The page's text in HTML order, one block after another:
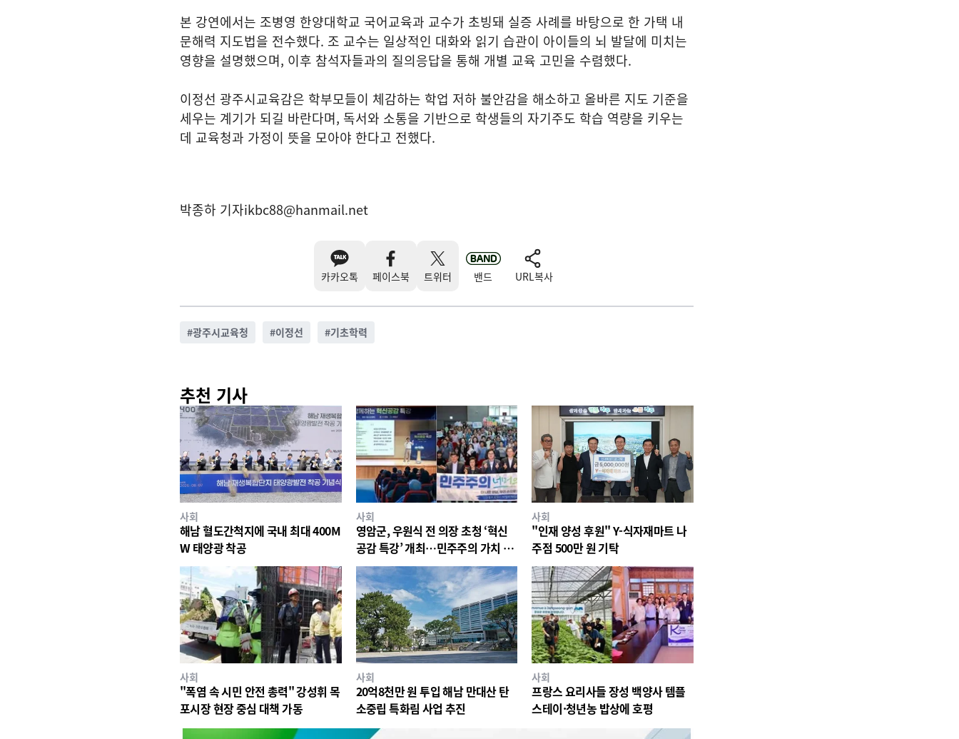
본 강연에서는 조병영 한양대학교 국어교육과 교수가 초빙돼 실증 사례를 바탕으로 한 가택 내
문해력 지도법을 전수했다. 조 교수는 일상적인 대화와 읽기 습관이 아이들의 뇌 발달에 미치는
영향을 설명했으며, 이후 참석자들과의 질의응답을 통해 개별 교육 고민을 수렴했다.
이정선 광주시교육감은 학부모들이 체감하는 학업 저하 불안감을 해소하고 올바른 지도 기준을
세우는 계기가 되길 바란다며, 독서와 소통을 기반으로 학생들의 자기주도 학습 역량을 키우는
데 교육청과 가정이 뜻을 모아야 한다고 전했다.
박종하 기자ikbc88@hanmail.net
카카오톡 페이스북 트위터 밴드 URL복사
#광주시교육청 #이정선 #기초학력
추천 기사
사회
해남 혈도간척지에 국내 최대 400M
W 태양광 착공
사회
영암군, 우원식 전 의장 초청 ‘혁신
공감 특강’ 개최…민주주의 가치 공
유
사회
"인재 양성 후원" Y-식자재마트 나
주점 500만 원 기탁
사회
"폭염 속 시민 안전 총력" 강성휘 목
포시장 현장 중심 대책 가동
사회
20억8천만 원 투입 해남 만대산 탄
소중립 특화림 사업 추진
사회
프랑스 요리사들 장성 백양사 템플
스테이·청년농 밥상에 호평